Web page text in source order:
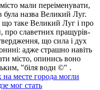
мали переіменувати,
була назва Великий Луг.
що таке Великий Луг і про
про славетних пращурів-
що сила і дух
адже страшно навіть
місто, опинись воно
"біля води ©" .
месте города могли
мог стать